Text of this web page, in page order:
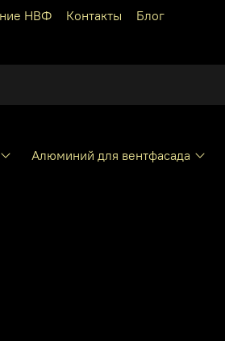
НВФ Контакты Блог
Алюминий для вентфасада